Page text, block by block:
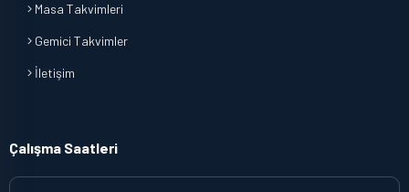
Masa Takvimleri
Gemici Takvimler
İletişim
Çalışma Saatleri